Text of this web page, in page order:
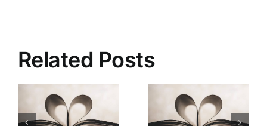
Related Posts